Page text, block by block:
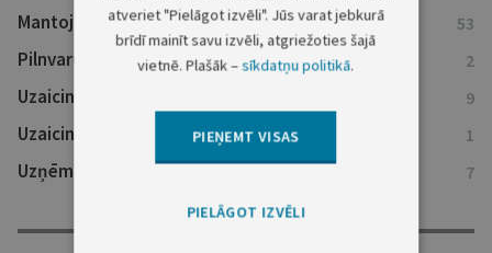
Mantojumu ziņas 53
Pilnvaru atsaukumi 2
Uzaicinājumi nokārtot saistības 9
Uzaicinājumi uz tiesu 1
Uzņēmumu reģistra ziņas 7
atveriet "Pielāgot izvēli". Jūs varat jebkurā
brīdī mainīt savu izvēli, atgriežoties šajā
vietnē. Plašāk –sīkdatņu politikā.
PIEŅEMT VISAS
PIELĀGOT IZVĒLI